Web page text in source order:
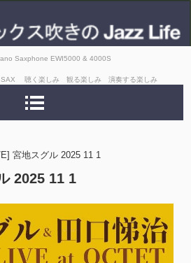
Saxphone EWI5000 & 4000S
SAX 聴く楽しみ 観る楽しみ 演奏する楽しみ
宮地スグル 2025 11 1
2025 11 1